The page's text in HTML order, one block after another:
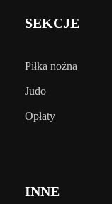
SEKCJE
Piłka nożna
Judo
Opłaty
INNE